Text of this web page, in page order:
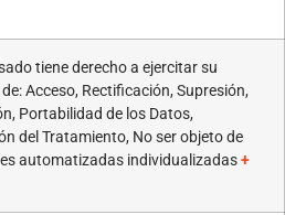
tiene derecho a ejercitar su
Acceso, Rectificación, Supresión,
Portabilidad de los Datos,
del Tratamiento, No ser objeto de
automatizadas individualizadas+